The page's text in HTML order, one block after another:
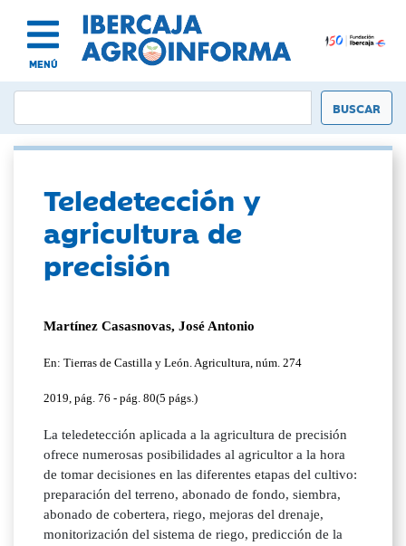
MENÚ
Teledetección y
agricultura de
precisión
Martínez Casasnovas, José Antonio
En: Tierras de Castilla y León. Agricultura, núm. 274
2019, pág. 76 - pág. 80(5 págs.)
La teledetección aplicada a la agricultura de precisión
ofrece numerosas posibilidades al agricultor a la hora
de tomar decisiones en las diferentes etapas del cultivo:
preparación del terreno, abonado de fondo, siembra,
abonado de cobertera, riego, mejoras del drenaje,
monitorización del sistema de riego, predicción de la